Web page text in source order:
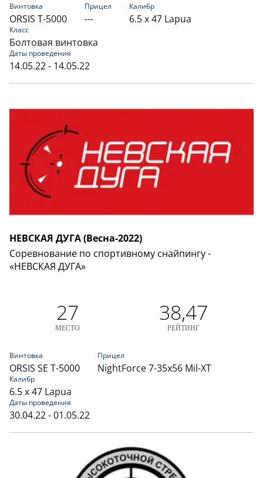
Винтовка
ORSIS T-5000
Прицел
---
Калибр
6.5 x 47 Lapua
Класс
Болтовая винтовка
Даты проведения
14.05.22 - 14.05.22
НЕВСКАЯ ДУГА (Весна-2022)
Соревнование по спортивному снайпингу -
«НЕВСКАЯ ДУГА»
27
МЕСТО
38,47
РЕЙТИНГ
Винтовка
ORSIS SE T-5000
Прицел
NightForce 7-35x56 Mil-XT
Калибр
6.5 x 47 Lapua
Даты проведения
30.04.22 - 01.05.22